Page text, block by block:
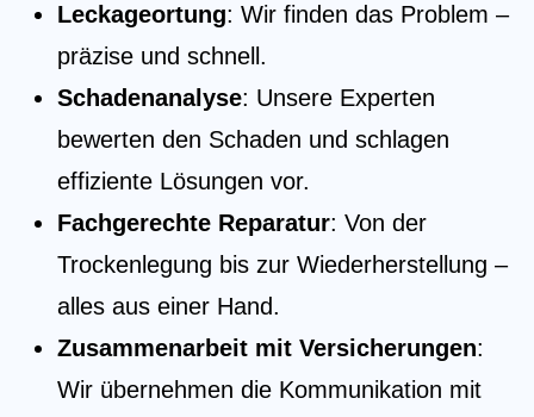
Leckageortung: Wir finden das Problem –
präzise und schnell.
Schadenanalyse: Unsere Experten
bewerten den Schaden und schlagen
effiziente Lösungen vor.
Fachgerechte Reparatur: Von der
Trockenlegung bis zur Wiederherstellung –
alles aus einer Hand.
Zusammenarbeit mit Versicherungen:
Wir übernehmen die Kommunikation mit